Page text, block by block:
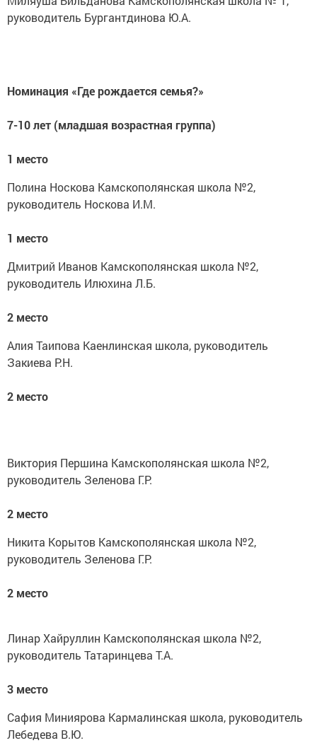
руководитель Бургантдинова Ю.А.
Номинация «Где рождается семья?»
7-10 лет (младшая возрастная группа)
1 место
Полина Носкова Камскополянская школа №2,
руководитель Носкова И.М.
1 место
Дмитрий Иванов Камскополянская школа №2,
руководитель Илюхина Л.Б.
2 место
Алия Таипова Каенлинская школа, руководитель
Закиева Р.Н.
2 место
Виктория Першина Камскополянская школа №2,
руководитель Зеленова Г.Р.
2 место
Никита Корытов Камскополянская школа №2,
руководитель Зеленова Г.Р.
2 место
Линар Хайруллин Камскополянская школа №2,
руководитель Татаринцева Т.А.
3 место
Сафия Миниярова Кармалинская школа, руководитель
Лебедева В.Ю.